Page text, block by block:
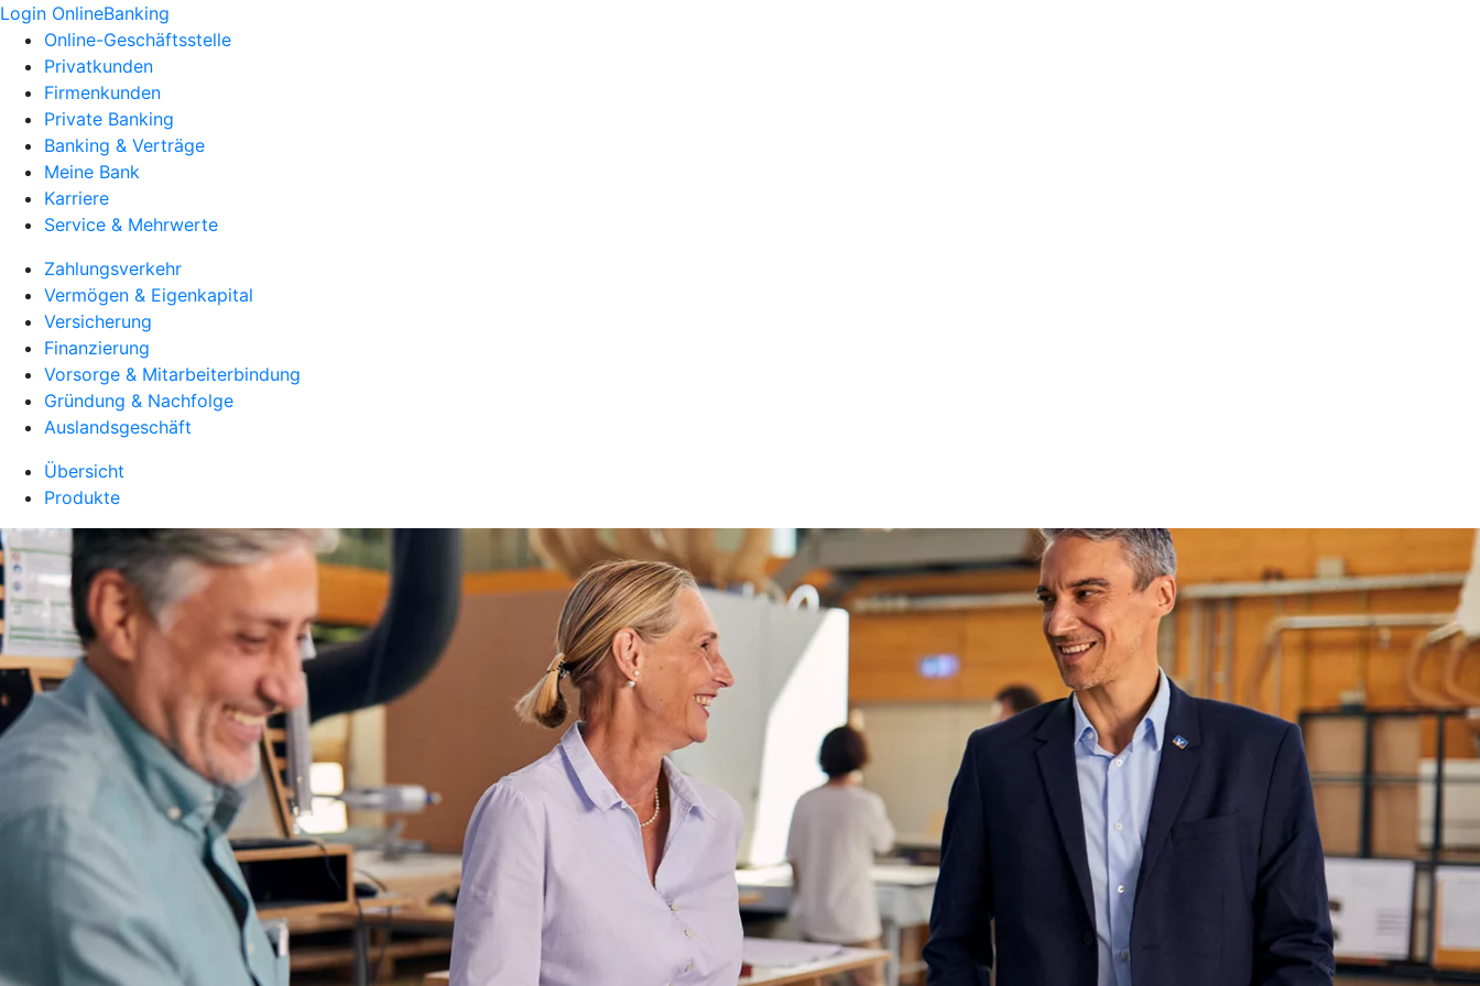
Login OnlineBanking
Online-Geschäftsstelle
Privatkunden
Firmenkunden
Private Banking
Banking & Verträge
Meine Bank
Karriere
Service & Mehrwerte
Zahlungsverkehr
Vermögen & Eigenkapital
Versicherung
Finanzierung
Vorsorge & Mitarbeiterbindung
Gründung & Nachfolge
Auslandsgeschäft
Übersicht
Produkte